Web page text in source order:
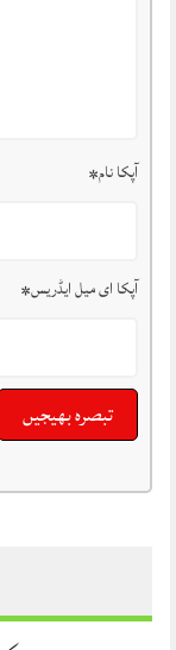
آپکا نام*
آپکا ای میل ایڈریس*